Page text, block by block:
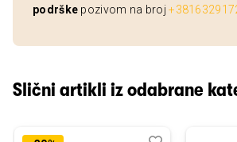
podrške pozivom na broj
Slični artikli iz odabrane